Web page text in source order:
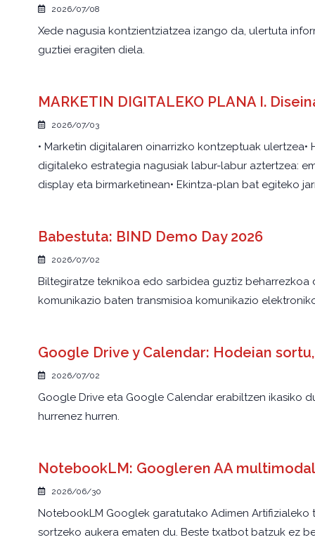
2026/07/08
Xede nagusia kontzientziatzea izango da, ulertuta
guztiei eragiten diela.
MARKETIN DIGITALEKO PLANA I.
2026/07/03
• Marketin digitalaren oinarrizko kontzeptuak
digitaleko estrategia nagusiak labur-labur aztertzea:
display eta birmarketinean• Ekintza-plan bat egiteko
Babestuta: BIND Demo Day 2026
2026/07/02
Biltegiratze teknikoa edo sarbidea guztiz
komunikazio baten transmisioa komunikazio
Google Drive y Calendar: Hodeian
2026/07/02
Google Drive eta Google Calendar erabiltzen ikasiko
hurrenez hurren.
NotebookLM: Googleren AA
2026/06/30
NotebookLM Googlek garatutako Adimen
sortzeko aukera ematen du. Beste txatbot batzuk ez